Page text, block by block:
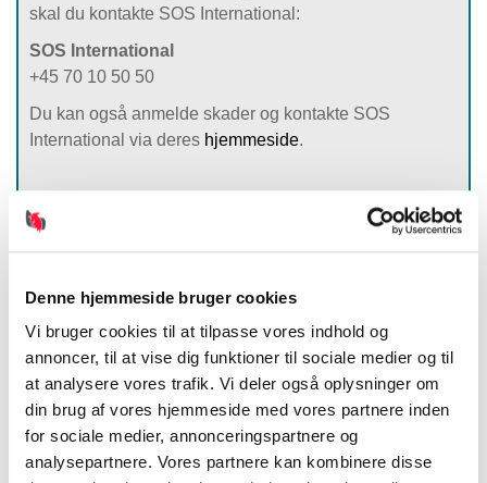
Denne hjemmeside bruger cookies
Vi bruger cookies til at tilpasse vores indhold og
annoncer, til at vise dig funktioner til sociale medier og til
at analysere vores trafik. Vi deler også oplysninger om
din brug af vores hjemmeside med vores partnere inden
for sociale medier, annonceringspartnere og
analysepartnere. Vores partnere kan kombinere disse
skal du kontakte SOS International:
SOS International
+45 70 10 50 50
Du kan også anmelde skader og kontakte SOS
International via deres hjemmeside.
Find et behandlingssted nær dig eller på dit kommende
på forhånd vil undersøge, hvor du kan søge hjælp, hvis
behandlingssted
Sådan fungerer forsikringen
Årsrejseforsikringen dækker alle årets ferier i op til 60